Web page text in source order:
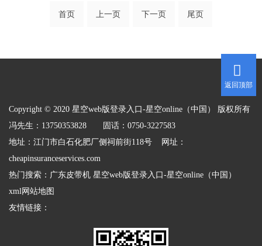
首页 上一页 下一页 尾页
Copyright © 2020 星空web版登录入口-星空online（中国） 版权所有
冯先生：13750353828 固话：0750-3227583
地址：江门市白石化肥厂侧祠前街118号 网址：
cheapinsuranceservices.com
热门搜索： 广东皮带机 星空web版登录入口-星空online（中国）
xml网站地图
友情链接：
返回顶部